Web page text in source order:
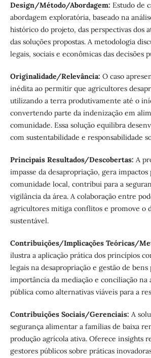
Design/Método/Abordagem: Estudo de
abordagem exploratória, baseado na
histórico do projeto, das perspectivas dos
das soluções propostas. A metodologia
legais, sociais e econômicas das decisões
Originalidade/Relevância: O caso
inédita ao permitir que agricultores
utilizando a terra produtivamente até o
convertendo parte da indenização em
comunidade. Essa solução equilibra
com sustentabilidade e responsabilidade
Principais Resultados/Descobertas: A
impasse da desapropriação, gera impactos
comunidade local, contribui para a
vigilância da área. A colaboração entre
agricultores mitiga conflitos e promove o
sustentável.
Contribuições/Implicações Teóricas/
ilustra a aplicação prática dos princípios
legais na desapropriação e gestão de bens
importância da mediação e conciliação na
pública como alternativas viáveis para a
Contribuições Sociais/Gerenciais: A
segurança alimentar a famílias de baixa
produção agrícola ativa. Oferece insights
gestores públicos sobre práticas